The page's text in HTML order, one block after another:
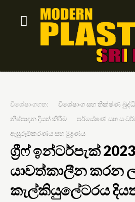
විශේෂාංගගත:
විශේෂාංග සහ තීක්ෂ්ණ
නිෂ්පාදන දියත් කිරීම
පර්යේෂණ සහ
ඇසුරුම්කරණය සහ මුද්‍රණය
ග්‍රීෆ් ඉන්ටර්පැක්
යාවත්කාලීන කරන
කැල්කියුලේටරය